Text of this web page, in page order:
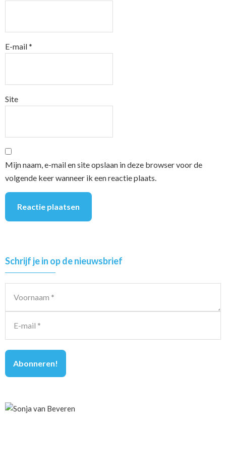
E-mail*
Site
Mijn naam, e-mail en site opslaan in deze browser voor de
volgende keer wanneer ik een reactie plaats.
Primary
Sidebar
Schrijf je in op de nieuwsbrief